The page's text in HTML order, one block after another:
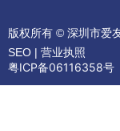
版权所有 © 深圳市爱
SEO | 营业执照
粤ICP备06116358号